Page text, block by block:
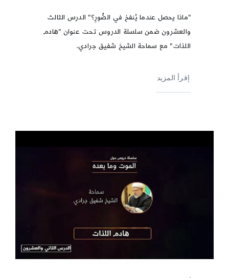
"ماذا يحصل عندما يُنفخ في الصُّورِ؟" الدرس الثالث
والعشرون ضمن سلسلة الدروس تحت عنوان "هادم
اللذات" مع سماحة الشيخ شفيق جرادي.
إقرأ المزيد